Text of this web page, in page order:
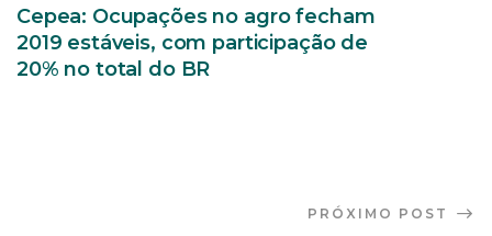
Cepea: Ocupações no agro fecham
2019 estáveis, com participação de
20% no total do BR
PRÓXIMO POST